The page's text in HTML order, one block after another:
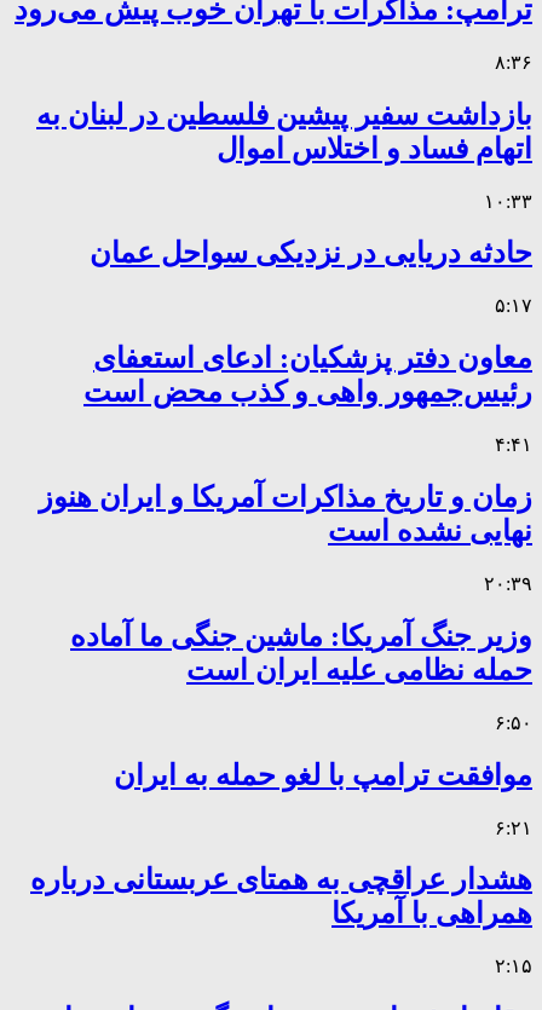
ترامپ: مذاکرات با تهران خوب پیش می‌رود
۸:۳۶
بازداشت سفیر پیشین فلسطین در لبنان به
اتهام فساد و اختلاس اموال
۱۰:۳۳
حادثه دریایی در نزدیکی سواحل عمان
۵:۱۷
معاون دفتر پزشکیان: ادعای استعفای
رئیس‌جمهور واهی و کذب محض است
۴:۴۱
زمان و تاریخ مذاکرات آمریکا و ایران هنوز
نهایی نشده است
۲۰:۳۹
وزیر جنگ آمریکا: ماشین جنگی ما آماده
حمله نظامی علیه ایران است
۶:۵۰
موافقت ترامپ با لغو حمله به ایران
۶:۲۱
هشدار عراقچی به همتای عربستانی درباره
همراهی با آمریکا
۲:۱۵